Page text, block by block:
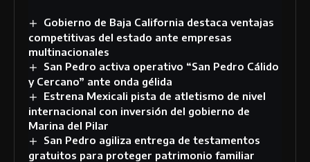
Gobierno de Baja California destaca ventajas
competitivas del estado ante empresas
multinacionales
San Pedro activa operativo “San Pedro Cálido
y Cercano” ante onda gélida
Estrena Mexicali pista de atletismo de nivel
internacional con inversión del gobierno de
Marina del Pilar
San Pedro agiliza entrega de testamentos
gratuitos para proteger patrimonio familiar